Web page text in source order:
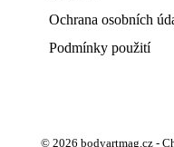
Ochrana osobních
Podmínky použití
© 2026 bodyartmag.cz -